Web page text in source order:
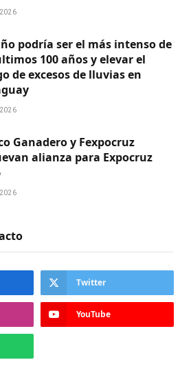
podría ser el más intenso de
100 años y elevar el
de excesos de lluvias en
Ganadero y Fexpocruz
alianza para Expocruz
Twitter
YouTube